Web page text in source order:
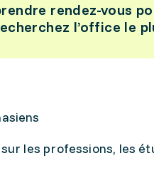
rendez-vous
l’office le
les professions, les